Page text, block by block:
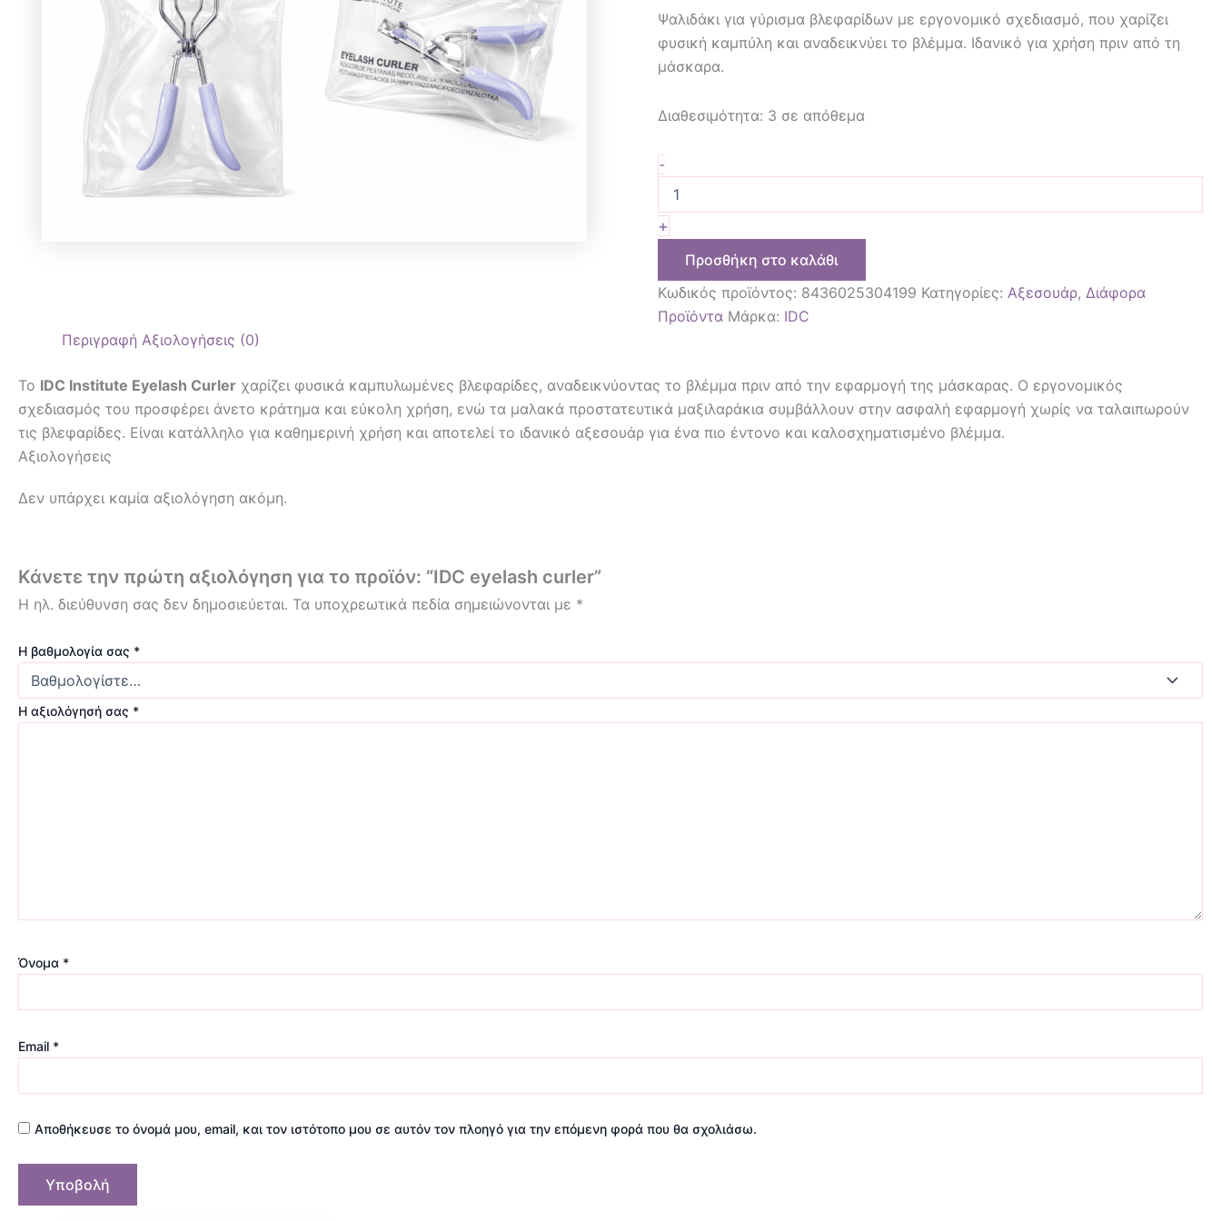
Ψαλιδάκι για γύρισμα βλεφαρίδων με εργονομικό σχεδιασμό, που χαρίζει
φυσική καμπύλη και αναδεικνύει το βλέμμα. Ιδανικό για χρήση πριν από τη
μάσκαρα.
Διαθεσιμότητα: 3 σε απόθεμα
-
+
Προσθήκη στο καλάθι
Κωδικός προϊόντος: 8436025304199 Κατηγορίες:Αξεσουάρ,Διάφορα
Προϊόντα Μάρκα: IDC
Περιγραφή Αξιολογήσεις (0)
Το IDC Institute Eyelash Curler χαρίζει φυσικά καμπυλωμένες βλεφαρίδες, αναδεικνύοντας το βλέμμα πριν από την εφαρμογή της μάσκαρας. Ο εργονομικός
σχεδιασμός του προσφέρει άνετο κράτημα και εύκολη χρήση, ενώ τα μαλακά προστατευτικά μαξιλαράκια συμβάλλουν στην ασφαλή εφαρμογή χωρίς να ταλαιπωρούν
τις βλεφαρίδες. Είναι κατάλληλο για καθημερινή χρήση και αποτελεί το ιδανικό αξεσουάρ για ένα πιο έντονο και καλοσχηματισμένο βλέμμα.
Αξιολογήσεις
Δεν υπάρχει καμία αξιολόγηση ακόμη.
Κάνετε την πρώτη αξιολόγηση για το προϊόν: “IDC eyelash curler”
Η ηλ. διεύθυνση σας δεν δημοσιεύεται. Τα υποχρεωτικά πεδία σημειώνονται με *
Η βαθμολογία σας *
Η αξιολόγησή σας *
Όνομα *
Email *
Αποθήκευσε το όνομά μου, email, και τον ιστότοπο μου σε αυτόν τον πλοηγό για την επόμενη φορά που θα σχολιάσω.